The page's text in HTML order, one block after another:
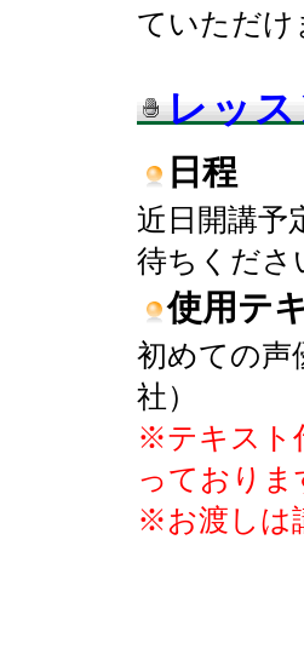
ていただけ
レッ
日程
近日開講予
待ちくださ
使用テ
初めての声
社）
※テキスト
っておりま
※お渡しは